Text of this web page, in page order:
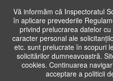
Vă informăm că Inspectoratul
în aplicare prevederile
privind prelucrarea datelor
caracter personal ale
etc. sunt prelucrate în scopuri
solicitărilor dumneavoastră.
cookies. Continuarea
acceptare a politicii
Cauta
in
siteAcasa Cadre